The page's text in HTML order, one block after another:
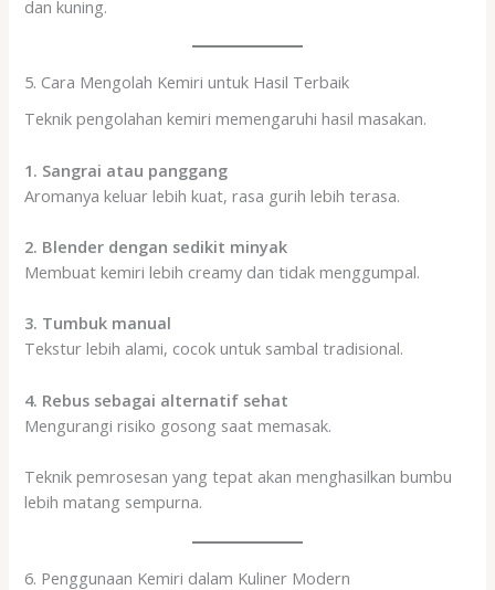
dan kuning.
5. Cara Mengolah Kemiri untuk Hasil Terbaik
Teknik pengolahan kemiri memengaruhi hasil masakan.
1. Sangrai atau panggang
Aromanya keluar lebih kuat, rasa gurih lebih terasa.
2. Blender dengan sedikit minyak
Membuat kemiri lebih creamy dan tidak menggumpal.
3. Tumbuk manual
Tekstur lebih alami, cocok untuk sambal tradisional.
4. Rebus sebagai alternatif sehat
Mengurangi risiko gosong saat memasak.
Teknik pemrosesan yang tepat akan menghasilkan bumbu
lebih matang sempurna.
6. Penggunaan Kemiri dalam Kuliner Modern